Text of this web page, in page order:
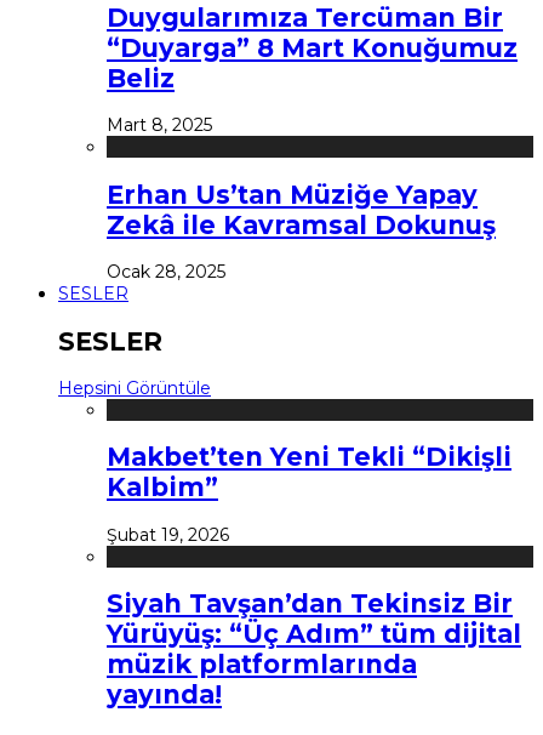
Duygularımıza Tercüman Bir
“Duyarga” 8 Mart Konuğumuz
Beliz
Mart 8, 2025
Erhan Us’tan Müziğe Yapay
Zekâ ile Kavramsal Dokunuş
Ocak 28, 2025
SESLER
SESLER
Hepsini Görüntüle
Makbet’ten Yeni Tekli “Dikişli
Kalbim”
Şubat 19, 2026
Siyah Tavşan’dan Tekinsiz Bir
Yürüyüş: “Üç Adım” tüm dijital
müzik platformlarında
yayında!